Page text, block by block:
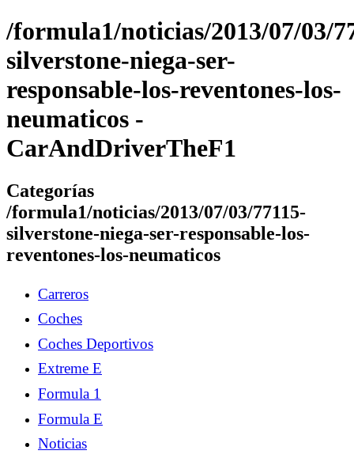
/formula1/noticias/2013/07/03/
silverstone-niega-ser-
responsable-los-reventones-los-
neumaticos -
CarAndDriverTheF1
Categorías
/formula1/noticias/2013/07/03/77115-
silverstone-niega-ser-responsable-los-
reventones-los-neumaticos
Carreros
Coches
Coches Deportivos
Extreme E
Formula 1
Formula E
Noticias